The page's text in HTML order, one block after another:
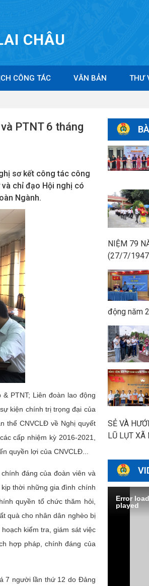
CHÂU
CÔNG TÁC VĂN BẢN THƯ
PTNT 6 tháng
sơ kết công tác công
chỉ đạo Hội nghị có
Ngành.
Liên đoàn lao động
kiện chính trị trọng đại của
thể CNVCLĐ về Nghị quyết
cấp nhiệm kỳ 2016-2021,
quyền lợi của CNVCLĐ...
đáng của đoàn viên và
thời những gia đình chính
quyền tổ chức thăm hỏi,
quà cho nhân dân nghèo bị
kiểm tra, giám sát việc
hợp pháp, chính đáng của
7 người lần thứ 12 do Đảng
NIỆM 79
(27/7/
động năm
SẺ VÀ
LŨ LỤT XÃ
Error
played